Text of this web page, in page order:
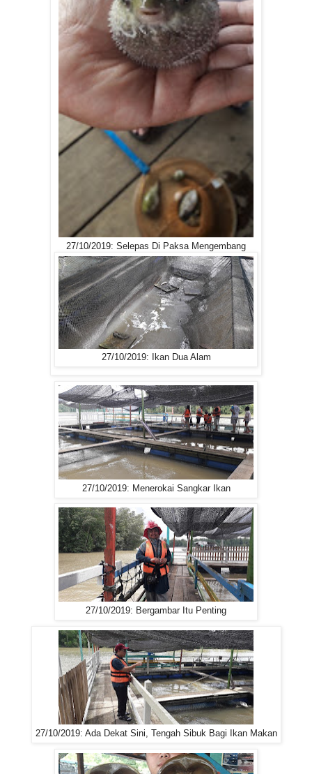
27/10/2019: Selepas Di Paksa Mengembang
27/10/2019: Ikan Dua Alam
27/10/2019: Menerokai Sangkar Ikan
27/10/2019: Bergambar Itu Penting
27/10/2019: Ada Dekat Sini, Tengah Sibuk Bagi Ikan Makan